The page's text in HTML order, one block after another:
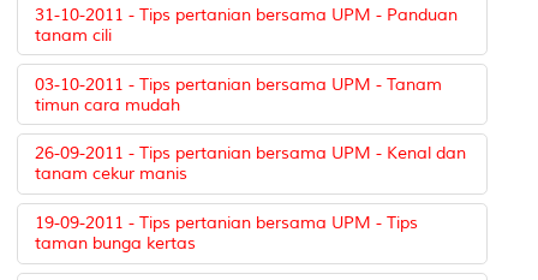
31-10-2011 - Tips pertanian bersama UPM - Panduan
tanam cili
03-10-2011 - Tips pertanian bersama UPM - Tanam
timun cara mudah
26-09-2011 - Tips pertanian bersama UPM - Kenal dan
tanam cekur manis
19-09-2011 - Tips pertanian bersama UPM - Tips
taman bunga kertas